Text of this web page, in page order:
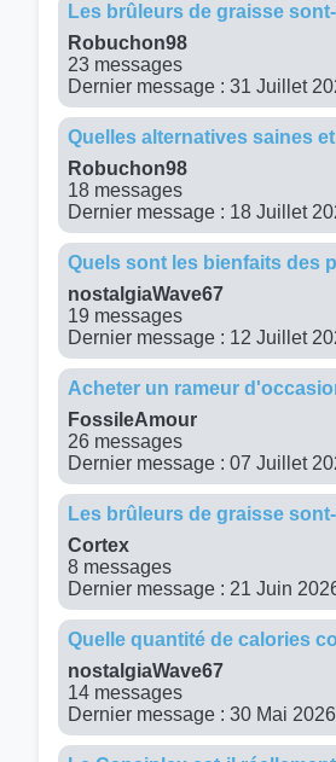
Les brûleurs de graisse
Robuchon98
23 messages
Dernier message : 31 Juillet
Quelles alternatives saines
Robuchon98
18 messages
Dernier message : 18 Juillet
Quels sont les bienfaits des
nostalgiaWave67
19 messages
Dernier message : 12 Juillet
Acheter un rameur
FossileAmour
26 messages
Dernier message : 07 Juillet
Les brûleurs de graisse
Cortex
8 messages
Dernier message : 21 Juin
Quelle quantité de calories
nostalgiaWave67
14 messages
Dernier message : 30 Mai 2026